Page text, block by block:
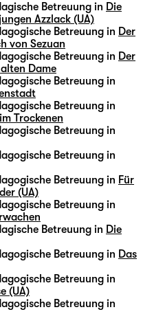
Betreuung in Die
Azzlack (UA)
Betreuung in Der
von Sezuan
Betreuung in Der
Dame
Betreuung in
Betreuung in
Trockenen
Betreuung in
Betreuung in
Betreuung in Für
(UA)
Betreuung in
Betreuung in Die
Betreuung in Das
Betreuung in
(UA)
Betreuung in